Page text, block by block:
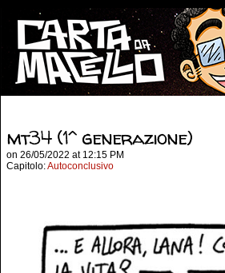
mt34 (1^ generazione)
on 26/05/2022 at 12:15 PM
Capitolo:Autoconclusivo